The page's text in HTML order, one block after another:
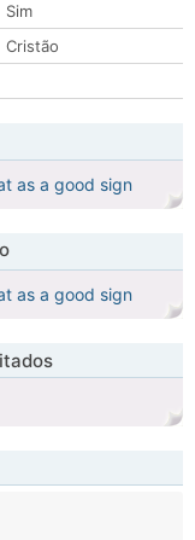
Sim
Cristão
as a good sign
as a good sign